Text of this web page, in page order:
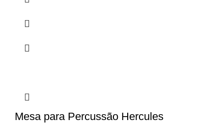
Mesa para Percussão Hercules